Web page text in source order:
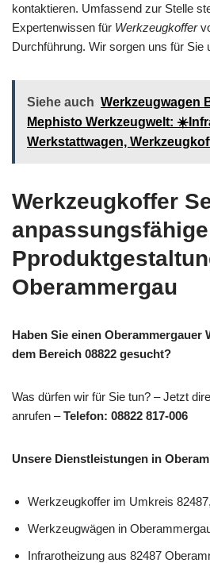
kontaktieren. Umfassend zur Stelle
Expertenwissen für Werkzeugkoffer
Durchführung. Wir sorgen uns für Sie
Siehe auch Werkzeugwagen
Mephisto Werkzeugwelt:
Werkstattwagen,
Werkzeugkoffer
anpassungsfähige
Oberammergau
Haben Sie einen Oberammergauer
dem Bereich 08822 gesucht?
Was dürfen wir für Sie tun? – Jetzt
anrufen –Telefon: 08822 817-006
Unsere Dienstleistungen in
Werkzeugkoffer im Umkreis
Werkzeugwägen in
Infrarotheizung aus 82487